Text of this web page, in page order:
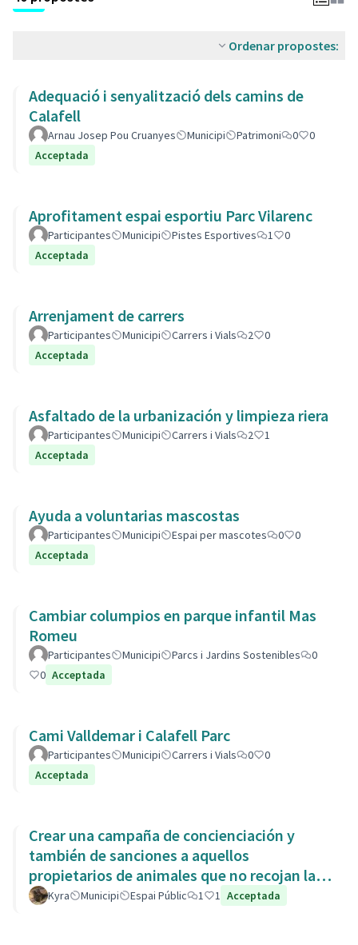
Ordenar propostes:
Adequació i senyalització dels camins de
Calafell
Arnau Josep Pou Cruanyes Municipi Patrimoni 0
0
Acceptada
Aprofitament espai esportiu Parc Vilarenc
Participantes Municipi Pistes Esportives 1
0
Acceptada
Arrenjament de carrers
Participantes Municipi Carrers i Vials 2
0
Acceptada
Asfaltado de la urbanización y limpieza riera
Participantes Municipi Carrers i Vials 2
1
Acceptada
Ayuda a voluntarias mascostas
Participantes Municipi Espai per mascotes 0
0
Acceptada
Cambiar columpios en parque infantil Mas
Romeu
Participantes Municipi Parcs i Jardins Sostenibles
0
0 Acceptada
Cami Valldemar i Calafell Parc
Participantes Municipi Carrers i Vials 0
0
Acceptada
Crear una campaña de concienciación y
también de sanciones a aquellos
propietarios de animales que no recojan las
heces de las aceras. Es responsabili
Kyra Municipi Espai Públic 1 1 Acceptada